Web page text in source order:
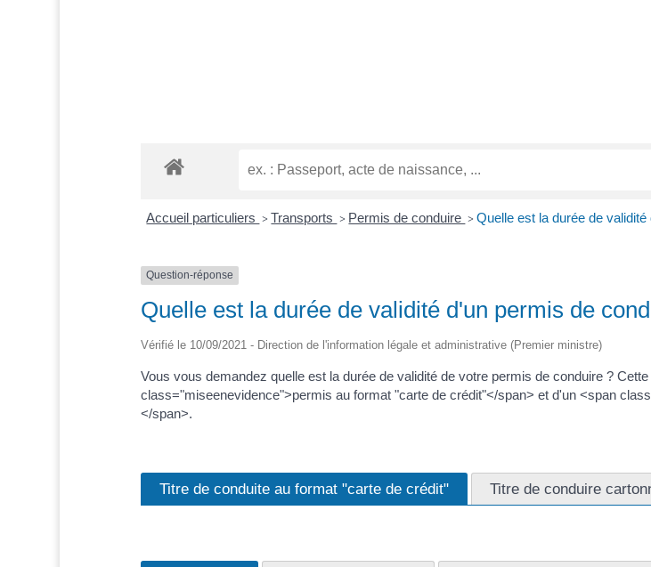
Accueil particuliers > Transports > Permis de conduire > Quelle est la durée de
Question-réponse
Quelle est la durée de validité d'un permis de
Vérifié le 10/09/2021 - Direction de l'information légale et administrative (Premier ministre)
Vous vous demandez quelle est la durée de validité de votre permis de conduire ?
class="miseenevidence">permis au format "carte de crédit"</span> et d'un <span
</span>.
Titre de conduite au format "carte de crédit" Titre de conduire